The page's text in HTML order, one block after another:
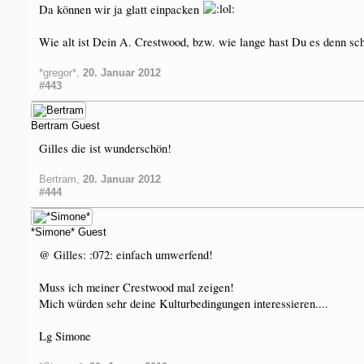
Da können wir ja glatt einpacken
Wie alt ist Dein A. Crestwood, bzw. wie lange hast Du es denn
*gregor*, 20. Januar 2012
#443
Bertram Guest
Gilles die ist wunderschön!
Bertram, 20. Januar 2012
#444
*Simone* Guest
@ Gilles: :072: einfach umwerfend!
Muss ich meiner Crestwood mal zeigen!
Mich würden sehr deine Kulturbedingungen interessieren....
Lg Simone